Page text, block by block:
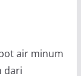
air minum
dari